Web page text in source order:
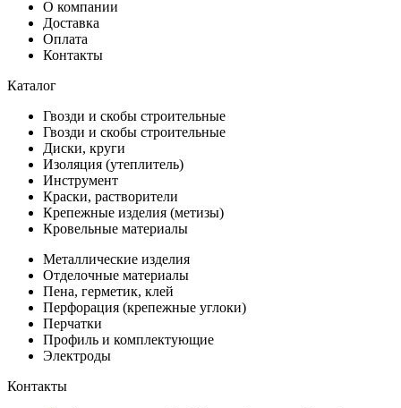
О компании
Доставка
Оплата
Контакты
Каталог
Гвозди и скобы строительные
Гвозди и скобы строительные
Диски, круги
Изоляция (утеплитель)
Инструмент
Краски, растворители
Крепежные изделия (метизы)
Кровельные материалы
Металлические изделия
Отделочные материалы
Пена, герметик, клей
Перфорация (крепежные углоки)
Перчатки
Профиль и комплектующие
Электроды
Контакты